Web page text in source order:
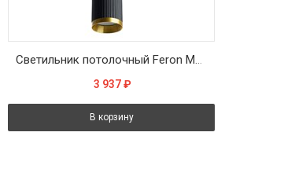
Светильник потолочный Feron ML1908 Barrel GATSBY levitation на подвесе MR16 35W, 230V, чёрный, античное золото 55*200
3 937 ₽
В корзину